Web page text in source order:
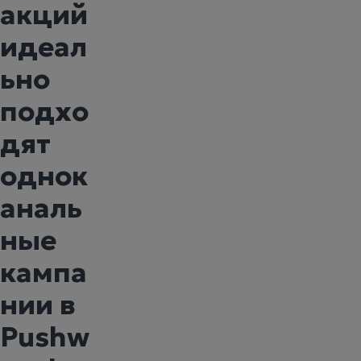
акций
идеал
ьно
подхо
дят
однок
аналь
ные
кампа
нии в
Pushw